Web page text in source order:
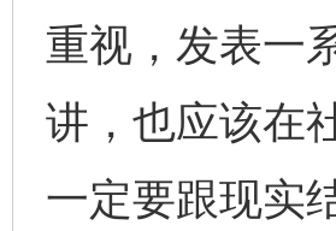
重视，发表一
讲，也应该在
一定要跟现实